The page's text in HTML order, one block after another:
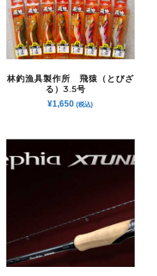
林釣漁具製作所 飛猿（とびざ
る）3.5号
¥1,650 (税込)